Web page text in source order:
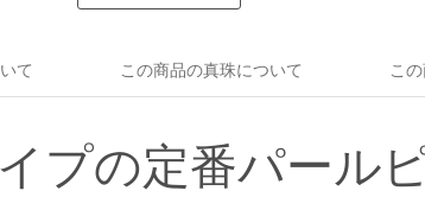
プの定番パールピ
て この商品の真珠について こ